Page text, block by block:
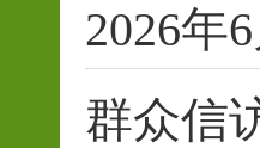
2026年6
群众信